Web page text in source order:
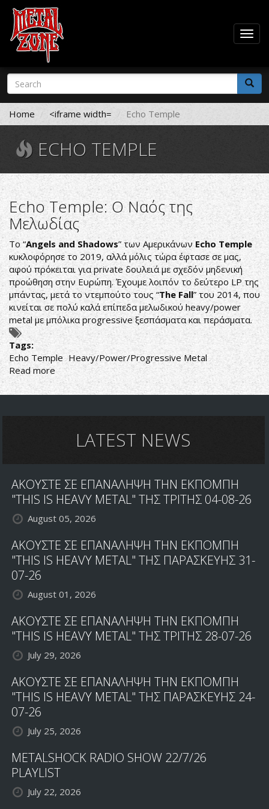
Skip
main
content
Search
form
Search
Home <iframe width= Echo Temple
ECHO TEMPLE
Echo Temple: Ο Ναός της
Μελωδίας
To “Angels andShadows” των ΑμερικάνωνΕcho Τemple
κυκλοφόρησε το 2019, αλλά μόλις τώρα έφτασε σε μας,
αφού πρόκειται για private δουλειά με σχεδόν μηδενική
προώθηση στην Ευρώπη. Έχουμε λοιπόν το δεύτερο LP της
μπάντας, μετά το ντεμπούτο τους “The Fall” του 2014, που
κινείται σε πολύ καλά επίπεδα μελωδικού heavy/power
metal με μπόλικα progressive ξεσπάσματα και περάσματα.
Tags:
Echo Temple Heavy/Power/Progressive Metal
Read more about
Echo
Temple:
ΜελωδίαςLATEST NEWS
ΑΚΟΥΣΤΕ ΣΕ ΕΠΑΝΑΛΗΨΗ ΤΗΝ ΕΚΠΟΜΠΗ
"THIS IS HEAVY METAL" ΤΗΣ ΤΡΙΤΗΣ 04-08-26
August 05, 2026
ΑΚΟΥΣΤΕ ΣΕ ΕΠΑΝΑΛΗΨΗ ΤΗΝ ΕΚΠΟΜΠΗ
"THIS IS HEAVY METAL" ΤΗΣ ΠΑΡΑΣΚΕΥΗΣ 31-
07-26
August 01, 2026
ΑΚΟΥΣΤΕ ΣΕ ΕΠΑΝΑΛΗΨΗ ΤΗΝ ΕΚΠΟΜΠΗ
"THIS IS HEAVY METAL" ΤΗΣ ΤΡΙΤΗΣ 28-07-26
July 29, 2026
ΑΚΟΥΣΤΕ ΣΕ ΕΠΑΝΑΛΗΨΗ ΤΗΝ ΕΚΠΟΜΠΗ
"THIS IS HEAVY METAL" ΤΗΣ ΠΑΡΑΣΚΕΥΗΣ 24-
07-26
July 25, 2026
METALSHOCK RADIO SHOW 22/7/26
PLAYLIST
July 22, 2026